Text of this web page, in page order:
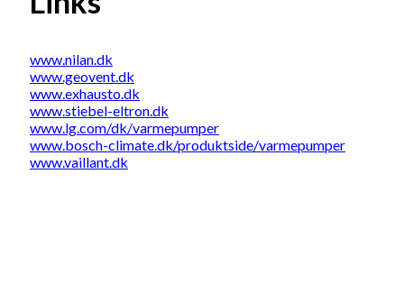
www.nilan.dk
www.geovent.dk
www.exhausto.dk
www.stiebel-eltron.dk
www.lg.com/dk/varmepumper
www.bosch-climate.dk/produktside/varmepumper
www.vaillant.dk